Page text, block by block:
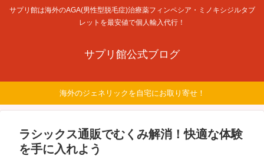
サプリ館は海外のAGA(男性型脱毛症)治療薬フィンペシア・ミノキシジルタブ
レットを最安値で個人輸入代行！
サプリ館公式ブログ
海外のジェネリックを自宅にお取り寄せ！
ラシックス通販でむくみ解消！快適な体験
を手に入れよう